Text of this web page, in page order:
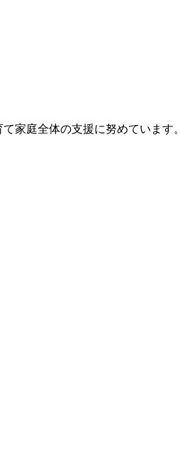
家庭全体の支援に努めています。